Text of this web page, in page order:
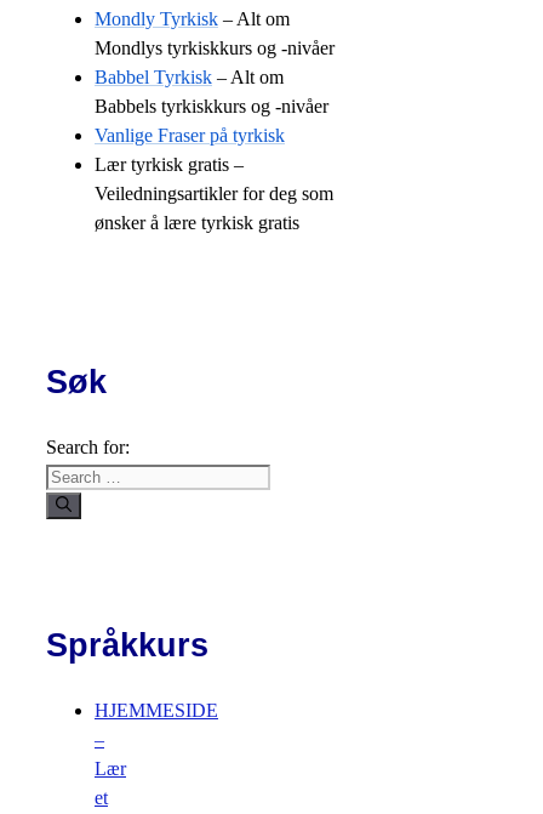
Mondly Tyrkisk – Alt om
Mondlys tyrkiskkurs og -nivåer
Babbel Tyrkisk – Alt om
Babbels tyrkiskkurs og -nivåer
Vanlige Fraser på tyrkisk
Lær tyrkisk gratis –
Veiledningsartikler for deg som
ønsker å lære tyrkisk gratis
Søk
Search for:
Språkkurs
HJEMMESIDE
–
Lær
et